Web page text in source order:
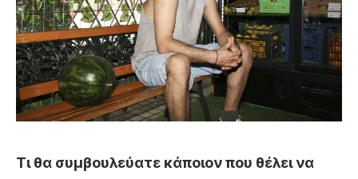
Τι θα συμβουλεύατε κάποιον που θέλει να